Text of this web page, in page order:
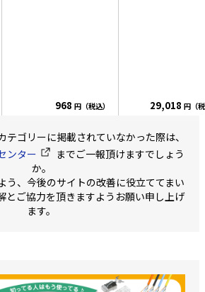
968 円（税込） 29,018 円（
テゴリーに掲載されていなかった際は、
ンター
までご一報頂けますでしょう
か。
う、今後のサイトの改善に役立ててまい
とご協力を頂きますようお願い申し上げ
ます。